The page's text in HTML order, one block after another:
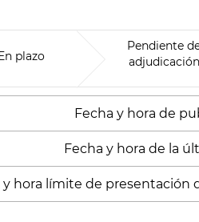
plazo
Pendiente
adjudicación
Fecha y hora de
Fecha y hora de la
y hora límite de presentación